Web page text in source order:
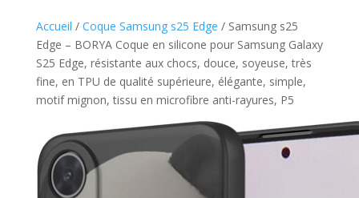
Accueil / Coque Samsung s25 Edge / Samsung s25
Edge – BORYA Coque en silicone pour Samsung Galaxy
S25 Edge, résistante aux chocs, douce, soyeuse, très
fine, en TPU de qualité supérieure, élégante, simple,
motif mignon, tissu en microfibre anti-rayures, P5